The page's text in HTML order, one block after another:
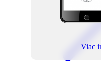
Viac